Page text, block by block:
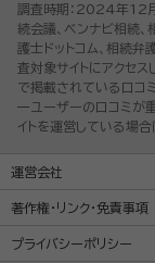
調査時期：2024年12月
続会議、ベンナビ相続、
護士ドットコム、相続
査対象サイトにアクセ
で掲載されている口コ
一ユーザーの口コミが
イトを運営している場
運営会社
著作権・リンク・免責事項
プライバシーポリシー